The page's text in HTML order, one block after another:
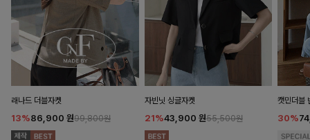
래나드 더블자켓
13%86,900 원99,800원
자빈닛 싱글자켓
21%43,900 원55,500원
캣민더블
30%